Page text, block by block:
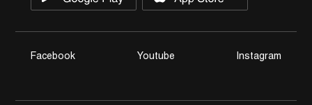
Facebook Youtube Instagram